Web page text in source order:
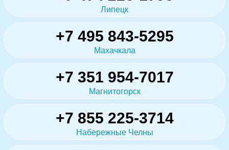
Липецк
+7 495 843-5295
Махачкала
+7 351 954-7017
Магнитогорск
+7 855 225-3714
Набережные Челны